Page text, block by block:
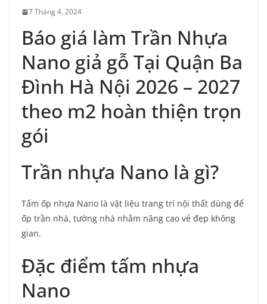
7 Tháng 4, 2024
Báo giá làm Trần Nhựa
Nano giả gỗ Tại Quận Ba
Đình Hà Nội 2026 – 2027
theo m2 hoàn thiện trọn
gói
Trần nhựa Nano là gì?
Tấm ốp nhựa Nano là vật liệu trang trí nội thất dùng để
ốp trần nhà, tường nhà nhằm nâng cao vẻ đẹp không
gian.
Đặc điểm tấm nhựa
Nano